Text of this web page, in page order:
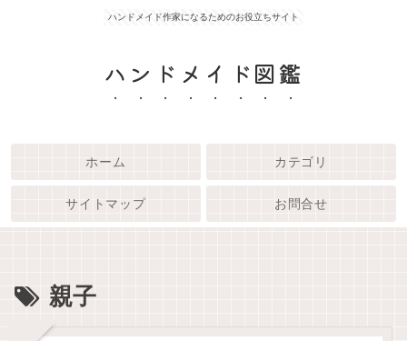
ハンドメイド作家になるためのお役立ちサイト
ハンドメイド図鑑
ホーム カテゴリ
サイトマップ お問合せ
親子